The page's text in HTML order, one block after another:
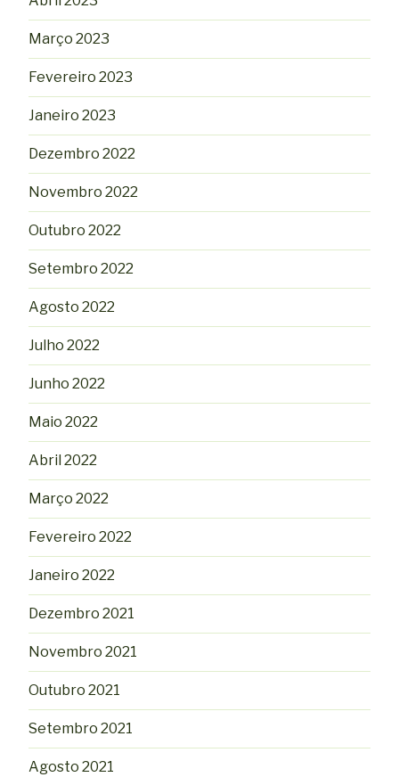
Março 2023
Fevereiro 2023
Janeiro 2023
Dezembro 2022
Novembro 2022
Outubro 2022
Setembro 2022
Agosto 2022
Julho 2022
Junho 2022
Maio 2022
Abril 2022
Março 2022
Fevereiro 2022
Janeiro 2022
Dezembro 2021
Novembro 2021
Outubro 2021
Setembro 2021
Agosto 2021